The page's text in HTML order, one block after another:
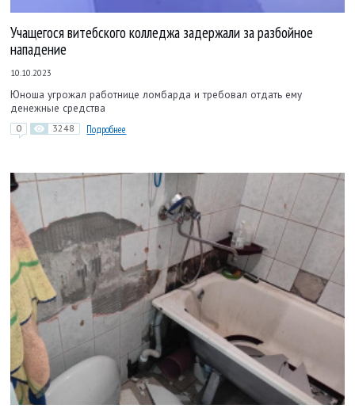
Учащегося витебского колледжа задержали за разбойное
нападение
10.10.2023
Юноша угрожал работнице ломбарда и требовал отдать ему
денежные средства
0 3248 Подробнее